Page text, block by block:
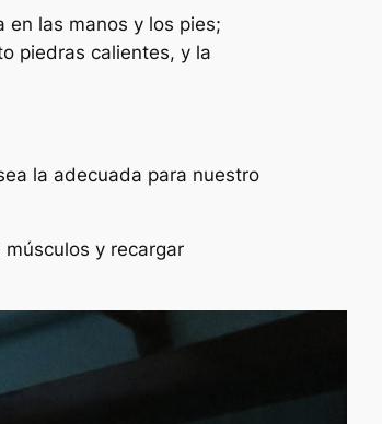
las manos y los pies;
piedras calientes, y la
la adecuada para nuestro
y recargar